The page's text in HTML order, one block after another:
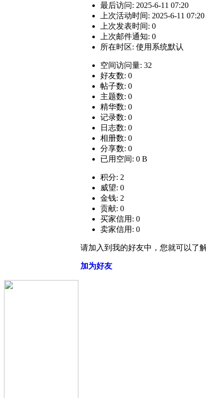
最后访问: 2025-6-11 07:20
上次活动时间: 2025-6-11 07:20
上次发表时间: 0
上次邮件通知: 0
所在时区: 使用系统默认
空间访问量: 32
好友数: 0
帖子数: 0
主题数: 0
精华数: 0
记录数: 0
日志数: 0
相册数: 0
分享数: 0
已用空间: 0 B
积分: 2
威望: 0
金钱: 2
贡献: 0
买家信用: 0
卖家信用: 0
请加入到我的好友中，您就可以了
加为好友